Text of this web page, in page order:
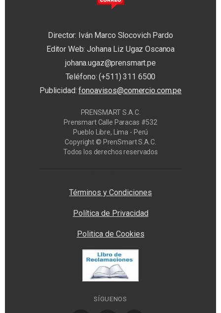
Director: Iván Marco Slocovich Pardo
Editor Web: Johana Liz Ugaz Oscanoa
johana.ugaz@prensmart.pe
Teléfono: (+511) 311 6500
Publicidad:fonoavisos@comercio.com.pe
PRENSMART S.A.C.
Prensmart Calle Paracas #532
Pueblo Libre, Lima - Perú
Copyright © PrenSmart S.A.C.
Todos los derechos reservados
Términos y Condiciones
Política de Privacidad
Politica de Cookies
SÍGUENOS